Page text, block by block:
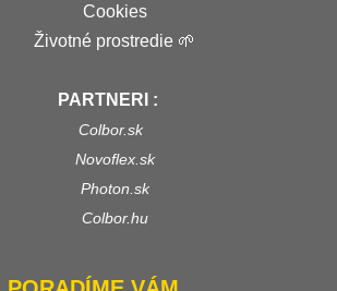
Cookies
Životné prostredie 🌱
PARTNERI :
Colbor.sk
Novoflex.sk
Photon.sk
Colbor.hu